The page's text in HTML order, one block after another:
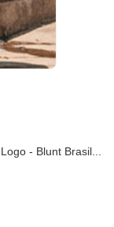
- Blunt Brasil...